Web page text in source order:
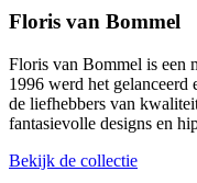
Floris van Bommel
Floris van Bommel is een
1996 werd het gelanceerd
de liefhebbers van
fantasievolle designs en
Bekijk de collectie